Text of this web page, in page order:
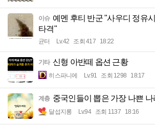
이슈 예멘 후티 반군 "사우디 정유
타격"
균터 Lv.42 조회 417 18:22
기타 신형 아반떼 옵션 근황
히스파니에 Lv.91 조회 1298 18:17
계층 중국인들이 뽑은 가장 나쁜 나
달섭지롱 Lv.94 조회 1137 18:16